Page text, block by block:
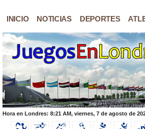
INICIO NOTICIAS DEPORTES
Hora en Londres: 8:21 AM, viernes, 7 de agosto de